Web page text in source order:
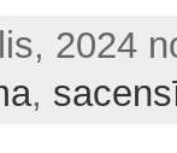
2024
,